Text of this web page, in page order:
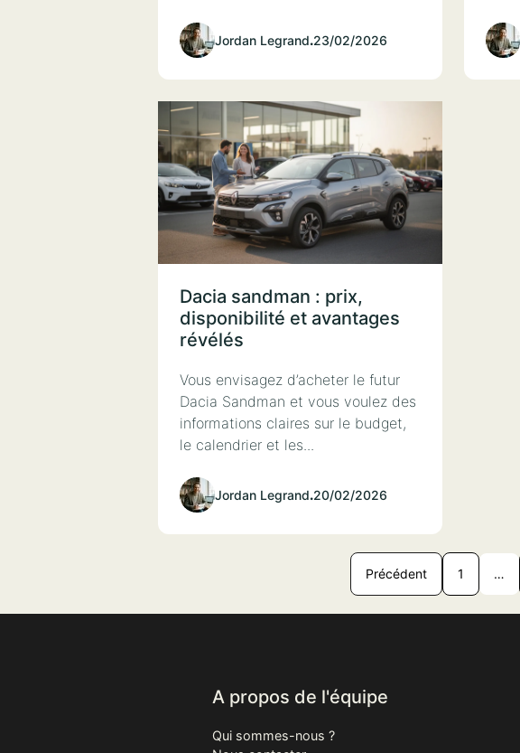
Jordan Legrand.23/02/2026
Dacia sandman : prix,
disponibilité et avantages
révélés
Vous envisagez d’acheter le futur
Dacia Sandman et vous voulez des
informations claires sur le budget,
le calendrier et les...
Jordan Legrand.20/02/2026
Précédent 1 …
A propos de l'équipe
Qui sommes-nous ?